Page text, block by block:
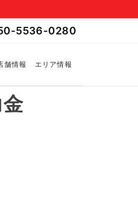
5536-0280
舗情報 エリア情報